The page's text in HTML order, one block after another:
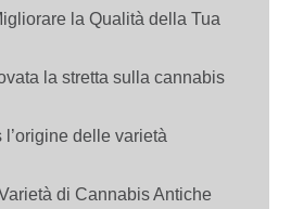
la Qualità della Tua
la stretta sulla cannabis
delle varietà
di Cannabis Antiche